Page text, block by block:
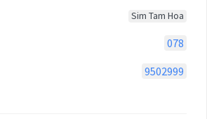
Sim Tam Hoa
078
9502999